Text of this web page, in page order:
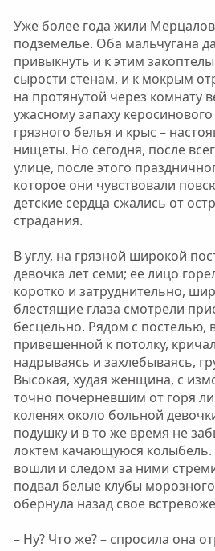
Уже более года жили
подземелье. Оба мальчугана
привыкнуть и к этим
сырости стенам, и к мокрым
на протянутой через комнату
ужасному запаху керосинового
грязного белья и крыс –
нищеты. Но сегодня, после
улице, после этого
которое они чувствовали
детские сердца сжались от
страдания.
В углу, на грязной широкой
девочка лет семи; ее лицо
коротко и затруднительно,
блестящие глаза смотрели
бесцельно. Рядом с постелью,
привешенной к потолку,
надрываясь и захлебываясь,
Высокая, худая женщина, с
точно почерневшим от горя
коленях около больной
подушку и в то же время не
локтем качающуюся колыбель.
вошли и следом за ними
подвал белые клубы
обернула назад свое
– Ну? Что же? – спросила она